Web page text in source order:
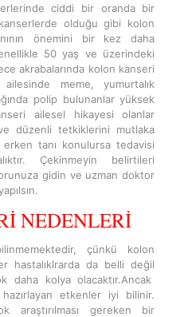
ciddi bir oranda bir
olduğu gibi kolon
önemini bir kez daha
50 yaş ve üzerindeki
akrabalarında kolon kanseri
meme, yumurtalık
polip bulunanlar yüksek
ailesel hikayesi olanlar
düzenli tetkiklerini mutlaka
erken tanı konulursa tedavisi
Çekinmeyin belirtileri
gidin ve uzman doktor
NEDENLERİ
çünkü kolon
hastalıklrarda da belli değil
kolya olacaktır.Ancak
etkenler iyi bilinir.
araştırılması gereken bir